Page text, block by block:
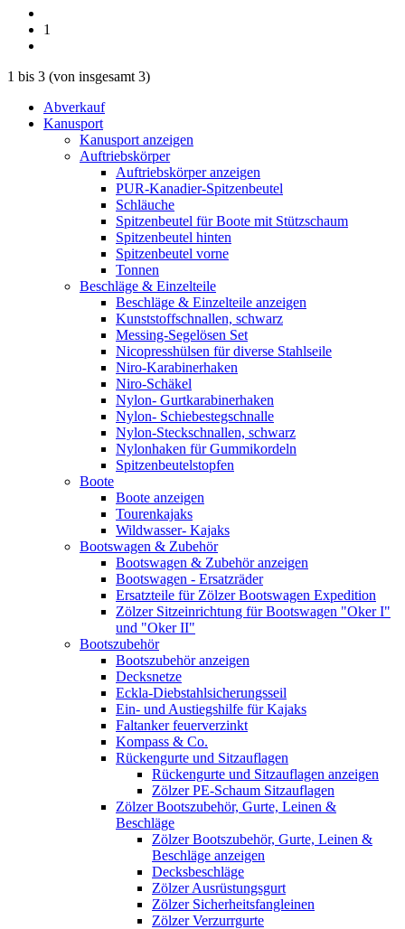
1
1 bis 3 (von insgesamt 3)
Abverkauf
Kanusport
Kanusport anzeigen
Auftriebskörper
Auftriebskörper anzeigen
PUR-Kanadier-Spitzenbeutel
Schläuche
Spitzenbeutel für Boote mit Stützschaum
Spitzenbeutel hinten
Spitzenbeutel vorne
Tonnen
Beschläge & Einzelteile
Beschläge & Einzelteile anzeigen
Kunststoffschnallen, schwarz
Messing-Segelösen Set
Nicopresshülsen für diverse Stahlseile
Niro-Karabinerhaken
Niro-Schäkel
Nylon- Gurtkarabinerhaken
Nylon- Schiebestegschnalle
Nylon-Steckschnallen, schwarz
Nylonhaken für Gummikordeln
Spitzenbeutelstopfen
Boote
Boote anzeigen
Tourenkajaks
Wildwasser- Kajaks
Bootswagen & Zubehör
Bootswagen & Zubehör anzeigen
Bootswagen - Ersatzräder
Ersatzteile für Zölzer Bootswagen Expedition
Zölzer Sitzeinrichtung für Bootswagen "Oker I"
und "Oker II"
Bootszubehör
Bootszubehör anzeigen
Decksnetze
Eckla-Diebstahlsicherungsseil
Ein- und Austiegshilfe für Kajaks
Faltanker feuerverzinkt
Kompass & Co.
Rückengurte und Sitzauflagen
Rückengurte und Sitzauflagen anzeigen
Zölzer PE-Schaum Sitzauflagen
Zölzer Bootszubehör, Gurte, Leinen &
Beschläge
Zölzer Bootszubehör, Gurte, Leinen &
Beschläge anzeigen
Decksbeschläge
Zölzer Ausrüstungsgurt
Zölzer Sicherheitsfangleinen
Zölzer Verzurrgurte